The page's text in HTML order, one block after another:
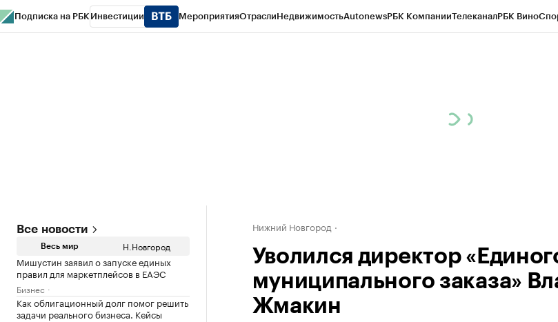
Подписка на РБК Инвестиции МероприятияОтраслиНедвижимостьAutonewsРБК КомпанииТелеканалРБК Вино
Все новости
Весь мир Н.Новгород
Мишустин заявил о запуске единых
правил для маркетплейсов в ЕАЭС
Бизнес
Как облигационный долг помог решить
задачи реального бизнеса. Кейсы
Нижний Новгород
Уволился директор
муниципального заказа»
Жмакин